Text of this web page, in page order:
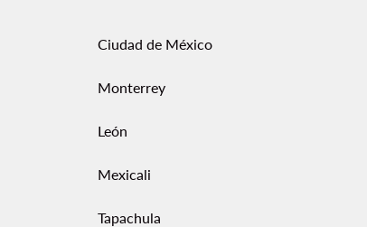
Ciudad de México
Monterrey
León
Mexicali
Tapachula